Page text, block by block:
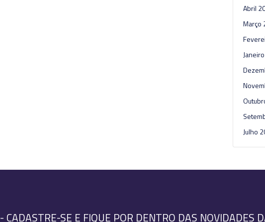
Abril
Março
Julho
- CADASTRE-SE E FIQUE POR DENTRO DAS NOVIDADES